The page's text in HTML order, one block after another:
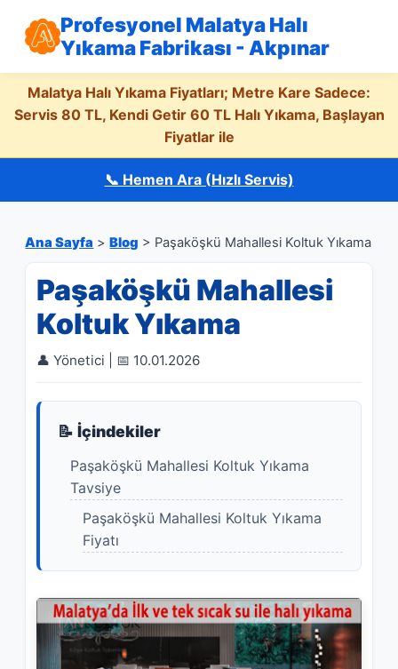
Profesyonel Malatya Halı
Yıkama Fabrikası - Akpınar
Malatya Halı Yıkama Fiyatları; Metre Kare Sadece:
Servis 80 TL, Kendi Getir 60 TL Halı Yıkama, Başlayan
Fiyatlar ile
📞 Hemen Ara (Hızlı Servis)
Ana Sayfa >Blog > Paşaköşkü Mahallesi Koltuk Yıkama
Paşaköşkü Mahallesi
Koltuk Yıkama
👤 Yönetici | 📅 10.01.2026
📝 İçindekiler
Paşaköşkü Mahallesi Koltuk Yıkama
Tavsiye
Paşaköşkü Mahallesi Koltuk Yıkama
Fiyatı